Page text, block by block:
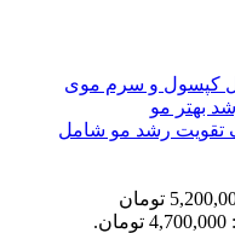
تقویت رشد مو شامل
قیمت اصلی: 5,200,000 تومان